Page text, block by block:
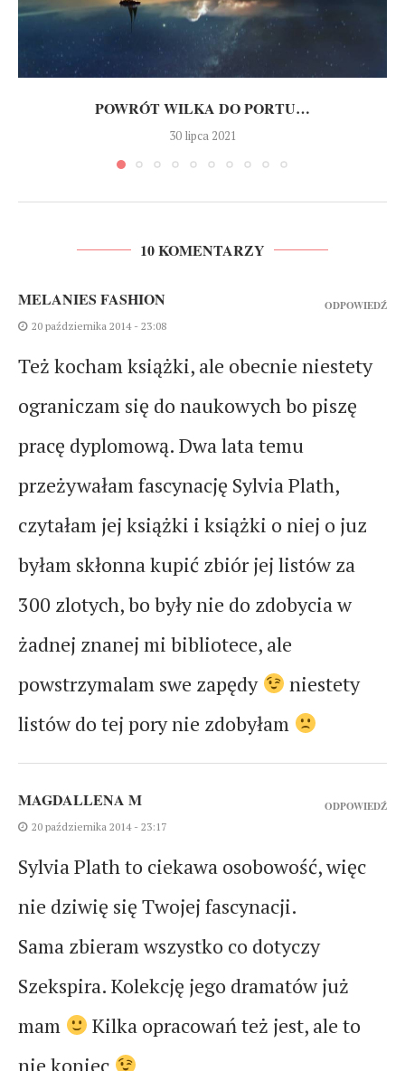
POWRÓT WILKA DO PORTU…
30 lipca 2021
10 KOMENTARZY
MELANIES FASHION
20 października 2014 - 23:08
Też kocham książki, ale obecnie niestety
ograniczam się do naukowych bo piszę
pracę dyplomową. Dwa lata temu
przeżywałam fascynację Sylvia Plath,
czytałam jej książki i książki o niej o juz
byłam skłonna kupić zbiór jej listów za
300 zlotych, bo były nie do zdobycia w
żadnej znanej mi bibliotece, ale
powstrzymalam swe zapędy
niestety
listów do tej pory nie zdobyłam
ODPOWIEDŹ
MAGDALLENA M
20 października 2014 - 23:17
Sylvia Plath to ciekawa osobowość, więc
nie dziwię się Twojej fascynacji.
Sama zbieram wszystko co dotyczy
Szekspira. Kolekcję jego dramatów już
mam
Kilka opracowań też jest, ale to
nie koniec
ODPOWIEDŹ